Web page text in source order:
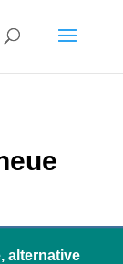
alternative